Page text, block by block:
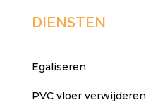
DIENSTEN
Egaliseren
PVC vloer verwijderen